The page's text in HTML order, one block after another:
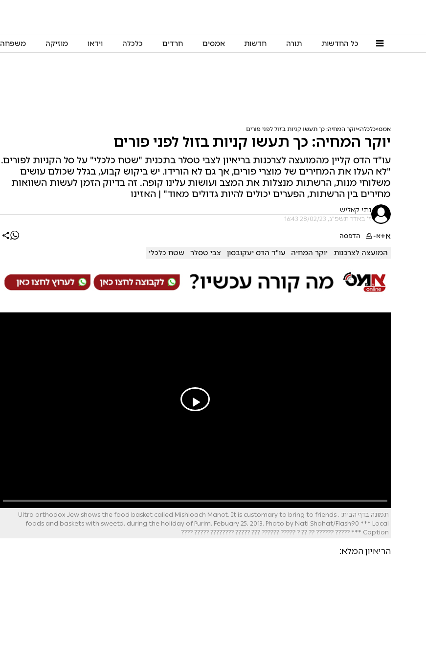
כל החדשות תורה חדשות אמסים חרדים כלכלה וידאו מוזיקה משפחה
אמס כלכלה יוקר המחיה: כך תעשו קניות בזול לפני פורים
יוקר המחיה: כך תעשו קניות בזול לפני פורים
עו"ד הדס קליין מהמועצה לצרכנות בריאיון לצבי טסלר בתכנית "שטח כלכלי" על סל הקניות לפורים.
"לא העלו את המחירים של מוצרי פורים, אך גם לא הורידו. יש ביקוש קבוע, בגלל שכולם עושים
משלוחי מנות, הרשתות מנצלות את המצב ועושות עלינו קופה. זה בדיוק הזמן לעשות השוואות
מחירים בין הרשתות, הפערים יכולים להיות גדולים מאוד" | האזינו
נתי קאליש
ז' באדר תשפ"ג, 28/02/23 16:43
א+א- הדפסה
המועצה לצרכנות יוקר המחיה עו"ד הדס יעקובסון צבי טסלר שטח כלכלי
תמונה בדף הבית: . Ultra orthodox Jew shows the food basket called Mishloach Manot. It is customary to bring to friends
foods and baskets with sweetd. during the holiday of Purim. Febuary 25, 2013. Photo by Nati Shohat/Flash90 *** Local
Caption *** ????? ?????? ?? ?? ? ????? ?????? ??? ????? ???????? ????? ????
הריאיון המלא: